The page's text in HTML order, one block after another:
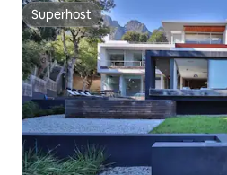
Superhost
Superhost